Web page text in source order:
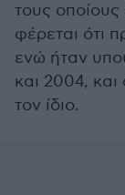
τους
φέρεται ότι
ενώ ήταν
και 2004,
τον ίδιο.